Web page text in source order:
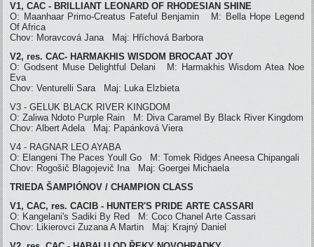
V1, CAC - BRILLIANT LEONARD OF RHODESIAN SHINE
O: Maanhaar Primo-Creatus Fateful Benjamin M: Bella Hope Legend
Of Africa
Chov: Moravcová Jana Maj: Hříchová Barbora
V2, res. CAC- HARMAKHIS WISDOM BROCAAT JOY
O: Godsent Muse Delightful Delani M: Harmakhis Wisdom Atea Noe
Eva
Chov: Venturelli Sara Maj: Luka Elzbieta
V3 - GELUK BLACK RIVER KINGDOM
O: Zaliwa Ndoto Purple Rain M: Diva Caramel By Black River Kingdom
Chov: Albert Adela Maj: Papánková Viera
V4 - RAGNAR LEO AYABA
O: Elangeni The Paces Youll Go M: Tomek Ridges Aneesa Chipangali
Chov: Rogošič Blagojevič Ina Maj: Goergei Michaela
TRIEDA ŠAMPIÓNOV / CHAMPION CLASS
V1, CAC, res. CACIB - HUNTER'S PRIDE ARTE CASSARI
O: Kangelani's Sadiki By Red M: Coco Chanel Arte Cassari
Chov: Likierovci Zuzana A Martin Maj: Krajný Daniel